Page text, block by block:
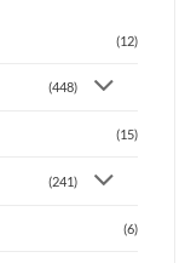
(12)
(448)
(15)
(241)
(6)